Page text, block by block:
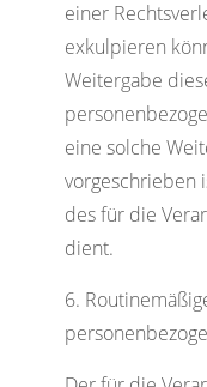
einer
exkulpieren
Weitergabe
eine solche
vorgeschrieben
des für die
dient.